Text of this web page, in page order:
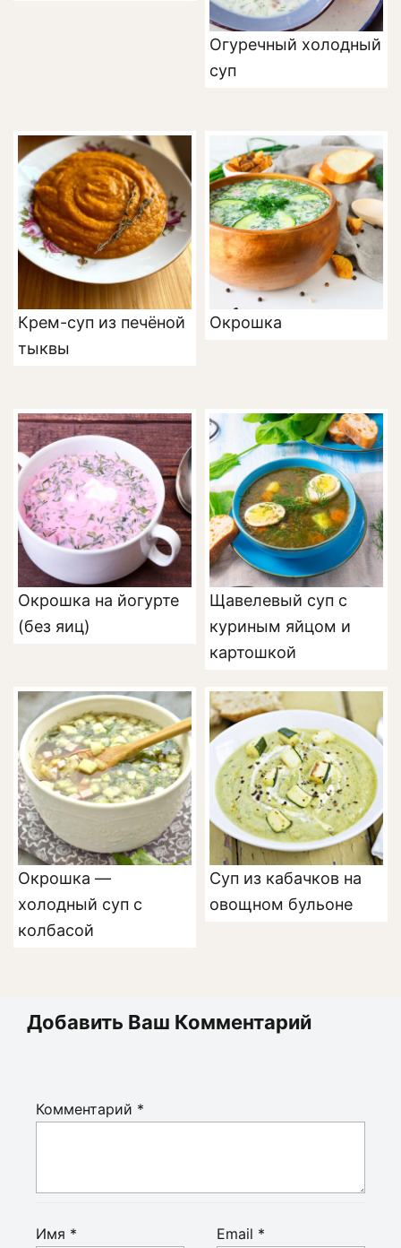
Огуречный холодный
суп
Крем-суп из печёной
тыквы
Окрошка
Окрошка на йогурте
(без яиц)
Щавелевый суп с
куриным яйцом и
картошкой
Окрошка —
холодный суп с
колбасой
Суп из кабачков на
овощном бульоне
Добавить Ваш Комментарий
Комментарий *
Имя * Email *